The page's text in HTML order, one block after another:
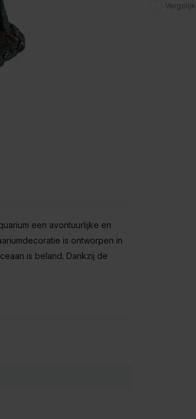
een avontuurlijke en
is ontworpen in
is beland. Dankzij de
Vergelijk